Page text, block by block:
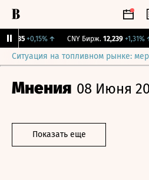
+0,15%↑ CNY Бирж. 12,239 +1,31% ↑
Ситуация на топливном рынке:
Мнения 08 Июня
Показать еще